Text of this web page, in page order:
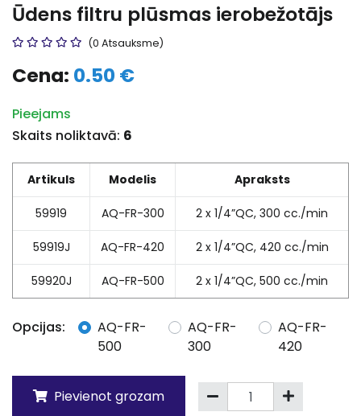
Ūdens filtru plūsmas ierobežotājs
(0 Atsauksme)
Cena: 0.50 €
Pieejams
Skaits noliktavā: 6
Artikuls Modelis Apraksts
59919 AQ-FR-300 2 x 1/4”QC, 300 cc./min
59919J AQ-FR-420 2 x 1/4”QC, 420 cc./min
59920J AQ-FR-500 2 x 1/4”QC, 500 cc./min
Opcijas:
AQ-FR-
500
AQ-FR-
300
AQ-FR-
420
Pievienot grozam